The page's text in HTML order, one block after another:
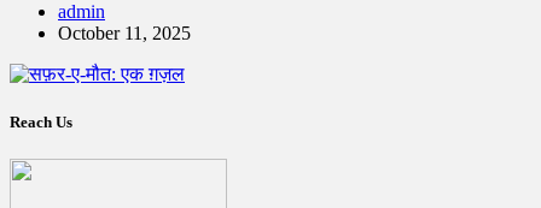
admin
October 11, 2025
Reach Us